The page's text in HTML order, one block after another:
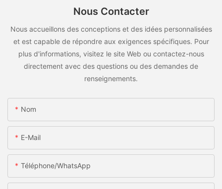
Nous Contacter
Nous accueillons des conceptions et des idées personnalisées
et est capable de répondre aux exigences spécifiques. Pour
plus d'informations, visitez le site Web ou contactez-nous
directement avec des questions ou des demandes de
renseignements.
Nom
E-Mail
Téléphone/WhatsApp